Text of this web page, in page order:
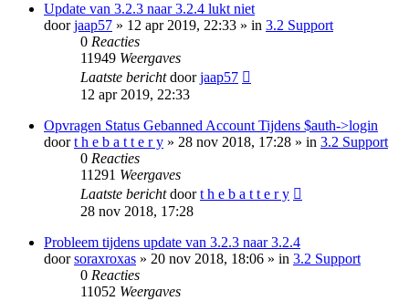
Update van 3.2.3 naar 3.2.4 lukt niet
doorjaap57 » 12 apr 2019, 22:33 » in 3.2 Support
0 Reacties
11949 Weergaves
Laatste berichtdoorjaap57
12 apr 2019, 22:33
Opvragen Status Gebanned Account Tijdens $auth->login
doort h e b a t t e r y » 28 nov 2018, 17:28 » in 3.2 Support
0 Reacties
11291 Weergaves
Laatste berichtdoort h e b a t t e r y
28 nov 2018, 17:28
Probleem tijdens update van 3.2.3 naar 3.2.4
doorsoraxroxas » 20 nov 2018, 18:06 » in 3.2 Support
0 Reacties
11052 Weergaves